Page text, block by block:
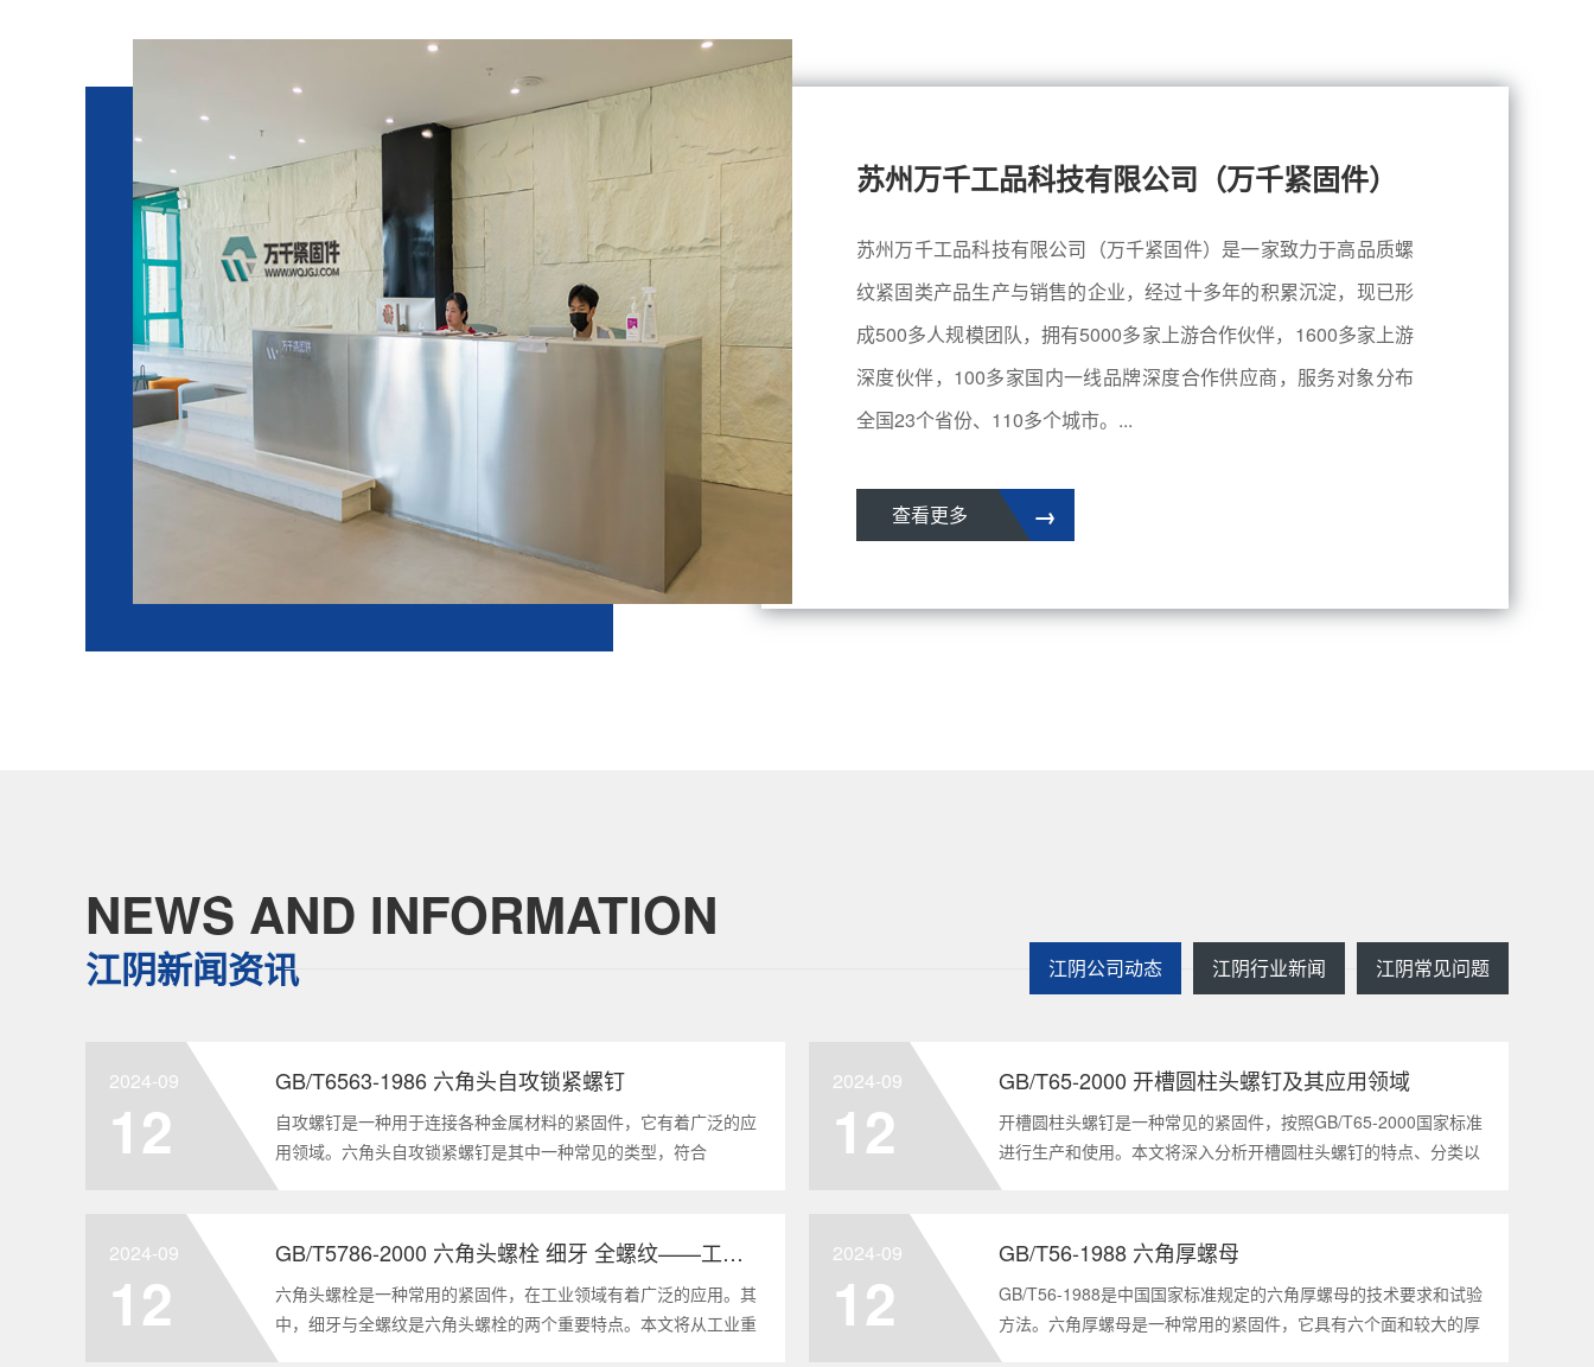
苏州万千工品科技有限公司（万千紧固件）
苏州万千工品科技有限公司（万千紧固件）是一家致力于高品质螺
纹紧固类产品生产与销售的企业，经过十多年的积累沉淀，现已形
成500多人规模团队，拥有5000多家上游合作伙伴，1600多家上游
深度伙伴，100多家国内一线品牌深度合作供应商，服务对象分布
全国23个省份、110多个城市。...
→
查看更多
NEWS AND INFORMATION
江阴新闻资讯 江阴公司动态 江阴行业新闻 江阴常见问题
2024-09
12
GB/T6563-1986 六角头自攻锁紧螺钉
自攻螺钉是一种用于连接各种金属材料的紧固件，它有着广泛的应
用领域。六角头自攻锁紧螺钉是其中一种常见的类型，符合
GB/T6563-1986标准。本文将深度分析这种螺钉的特点、应用以及
2024-09
12
GB/T65-2000 开槽圆柱头螺钉及其应用领域
开槽圆柱头螺钉是一种常见的紧固件，按照GB/T65-2000国家标准
进行生产和使用。本文将深入分析开槽圆柱头螺钉的特点、分类以
及应用领域，帮助读者更好地了解和应用该种螺钉。什么是
2024-09
12
GB/T5786-2000 六角头螺栓 细牙 全螺纹——工业重要性和特点
六角头螺栓是一种常用的紧固件，在工业领域有着广泛的应用。其
中，细牙与全螺纹是六角头螺栓的两个重要特点。本文将从工业重
要性和特点两个方面，对GB/T5786-2000标准下的六角头螺栓 细
2024-09
12
GB/T56-1988 六角厚螺母
GB/T56-1988是中国国家标准规定的六角厚螺母的技术要求和试验
方法。六角厚螺母是一种常用的紧固件，它具有六个面和较大的厚
度。它通常用于需要更大的力矩和耐久性的紧固装配。六角厚螺母